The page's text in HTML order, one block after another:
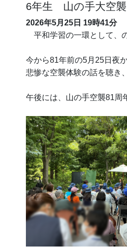
6年生 山の手大空襲
2026年5月25日 19時41分
平和学習の一環として、
今から81年前の5月25日夜
悲惨な空襲体験の話を聴き
午後には、山の手空襲81周